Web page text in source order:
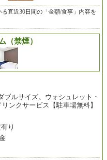
直近30日間の「金額/食事」内容を
（禁煙）
ブルサイズ。ウォシュレット・
ンクサービス【駐車場無料】
り